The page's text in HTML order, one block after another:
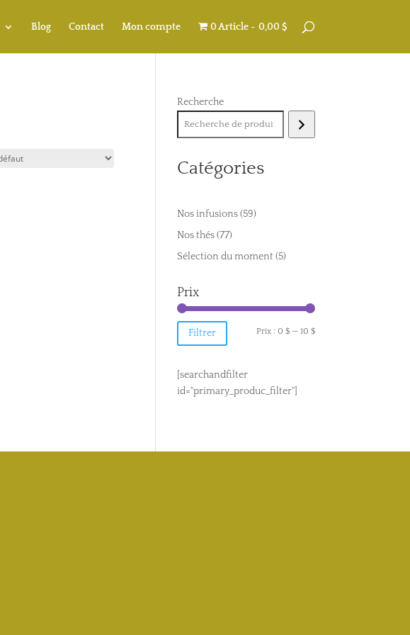
Blog Contact Mon compte 0 Article 0,00 $
Recherche
Catégories
Nos infusions 5959
Nos thés 7777
Sélection du moment 55
Prix
Prix
Prix
Filtrer Prix : 0 $— 10 $
[searchandfilter
id="primary_produc_filter"]